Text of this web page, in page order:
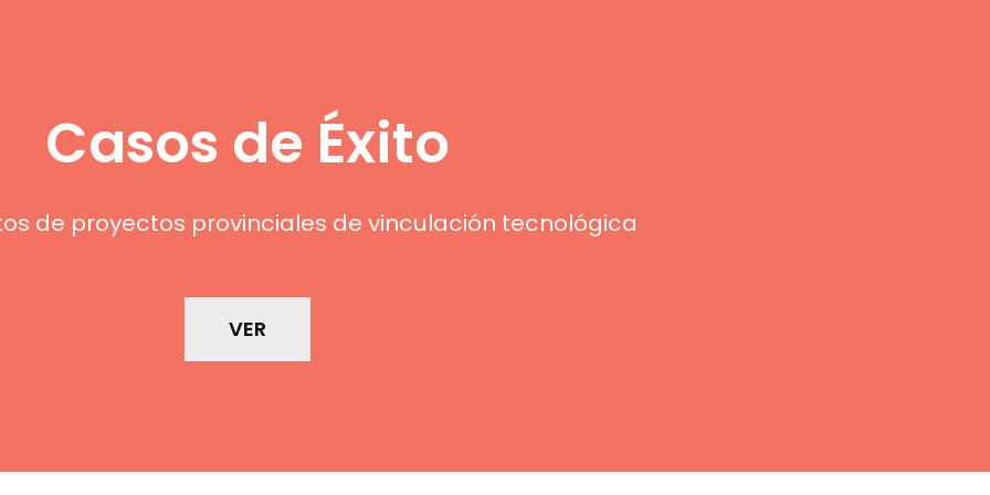
Casos de Éxito
de proyectos provinciales de vinculación tecnológica
VER